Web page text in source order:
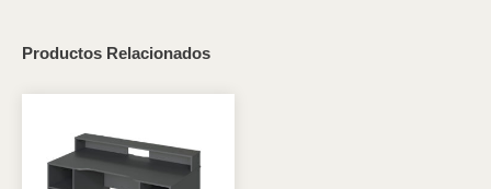
Productos Relacionados